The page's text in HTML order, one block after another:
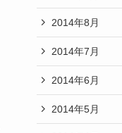
2014年8月
2014年7月
2014年6月
2014年5月